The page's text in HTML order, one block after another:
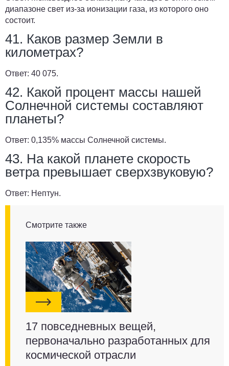
диапазоне свет из-за ионизации газа, из которого оно
состоит.
41. Каков размер Земли в
километрах?
Ответ: 40 075.
42. Какой процент массы нашей
Солнечной системы составляют
планеты?
Ответ: 0,135% массы Солнечной системы.
43. На какой планете скорость
ветра превышает сверхзвуковую?
Ответ: Нептун.
Смотрите также
17 повседневных вещей,
первоначально разработанных для
космической отрасли